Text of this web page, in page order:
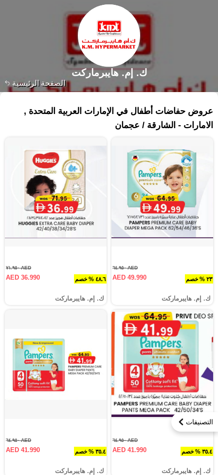
الصفحة الرئيسية
ك. إم. هايبرماركت
التصنيفات
عروض حفاضات أطفال في الإمارات العربية المتحدة ,
الامارات - الشارقة / عجمان
٢٣ % خصم
AED ٦٤.٩٥٠
AED 49.990
ك. إم. هايبرماركت
٤٨.٦ % خصم
AED ٧١.٩٥٠
AED 36.990
ك. إم. هايبرماركت
٣٥.٤ % خصم
AED ٦٤.٩٥٠
AED 41.990
ك. إم. هايبرماركت
٣٥.٤ % خصم
AED ٦٤.٩٥٠
AED 41.990
ك. إم. هايبرماركت